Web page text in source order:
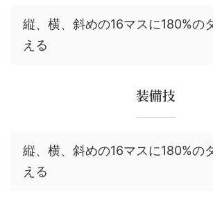
縦、横、斜めの16マスに180%の
える
装備技
縦、横、斜めの16マスに180%の
える